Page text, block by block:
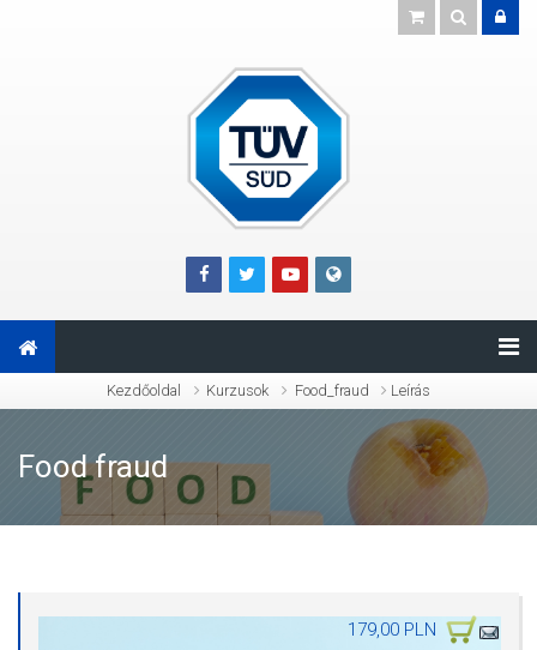
Kezdőoldal Kurzusok Food_fraud Leírás
Food fraud
179,00 PLN